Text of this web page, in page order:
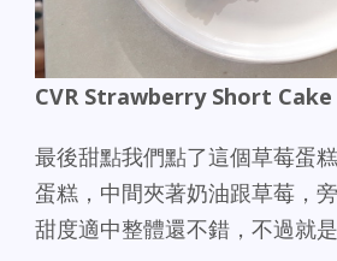
CVR Strawberry Short Cake
最後甜點我們點了這個草莓蛋
蛋糕，中間夾著奶油跟草莓，
甜度適中整體還不錯，不過就是